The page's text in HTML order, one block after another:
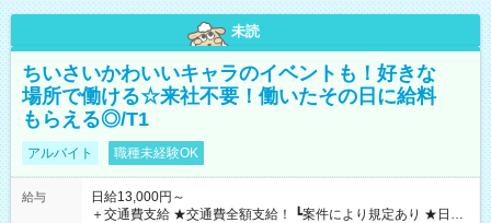
未読
ちいさいかわいいキャラのイベントも！好きな
場所で働ける☆来社不要！働いたその日に給料
もらえる◎/T1
アルバイト 職種未経験OK
給与
日給13,000円～
＋交通費支給 ★交通費全額支給！ ┗案件により規定あり ★日払